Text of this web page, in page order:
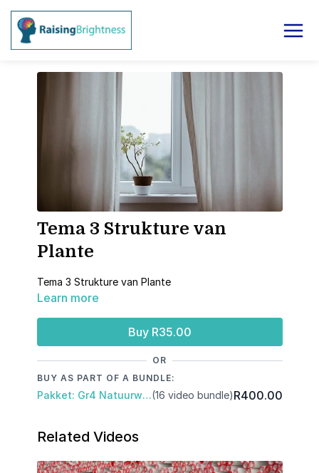
Tema 3 Strukture van
Plante
Tema 3 Strukture van Plante
Learn more
Buy R35.00
OR
BUY AS PART OF A BUNDLE:
Pakket: Gr4 Natuurwetenskap & Tegnologie: Kwartaal 1 en 2(16 video bundle)R400.00
Related Videos